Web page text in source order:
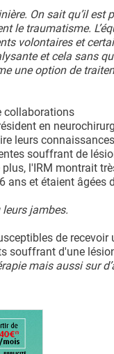
On sait qu’il est
le traumatisme.
volontaires et
et cela sans
une option de
collaborations
en
leurs
souffrant de
l'IRM montrait
et étaient âgées
jambes.
de recevoir
souffrant d'une
mais aussi sur